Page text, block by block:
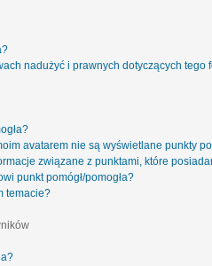
nadużyć i prawnych dotyczących tego
avatarem nie są wyświetlane punkty
związane z punktami, które
punkt pomógł/pomogła?
temacie?